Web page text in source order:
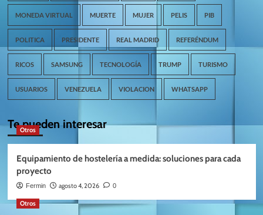
MONEDA VIRTUAL MUERTE MUJER PELIS PIB
POLITICA PRESIDENTE REAL MADRID REFERÉNDUM
RICOS SAMSUNG TECNOLOGÍA TRUMP TURISMO
USUARIOS VENEZUELA VIOLACION WHATSAPP
Te pueden interesar
Otros
Equipamiento de hostelería a medida: soluciones para cada
proyecto
Fermin agosto 4, 2026 0
Otros